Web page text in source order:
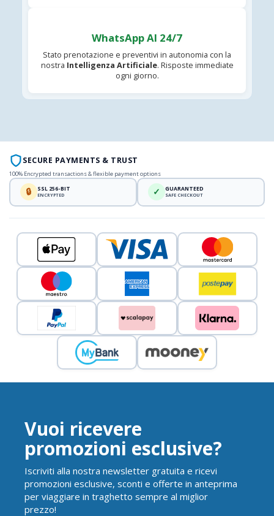
WhatsApp AI 24/7
Stato prenotazione e preventivi in autonomia con la
nostra Intelligenza Artificiale. Risposte immediate
ogni giorno.
SECURE PAYMENTS & TRUST
100% Encrypted transactions & flexible payment options
🔒 SSL 256-BIT
ENCRYPTED ✓ GUARANTEED
SAFE CHECKOUT
Vuoi ricevere
promozioni esclusive?
Iscriviti alla nostra newsletter gratuita e ricevi
promozioni esclusive, sconti e offerte in anteprima
per viaggiare in traghetto sempre al miglior
prezzo!